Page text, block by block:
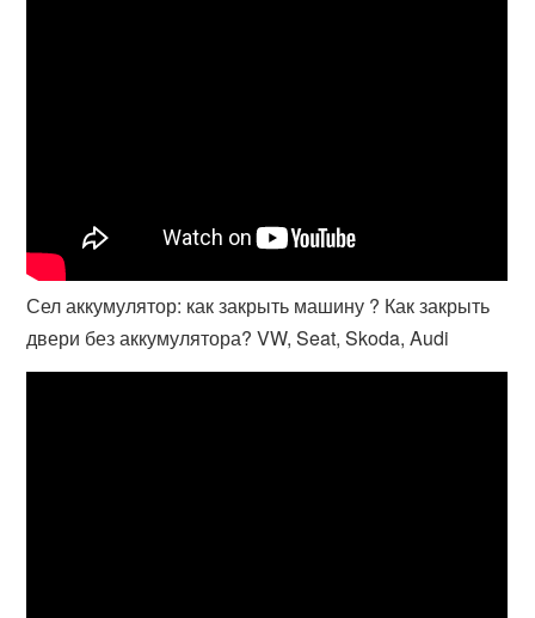
Сел аккумулятор: как закрыть машину ? Как закрыть
двери без аккумулятора? VW, Seat, Skoda, Audi